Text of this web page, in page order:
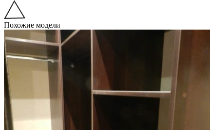
Похожие модели